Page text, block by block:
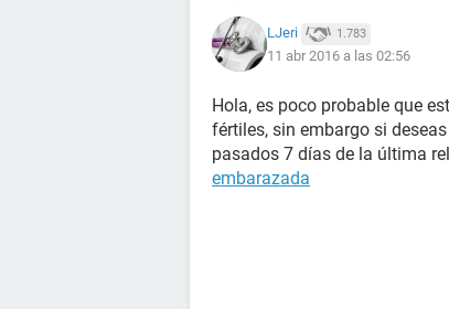
LJeri 1.783
11 abr 2016 a las 02:56
Hola, es poco probable que
fértiles, sin embargo si
pasados 7 días de la última
embarazada